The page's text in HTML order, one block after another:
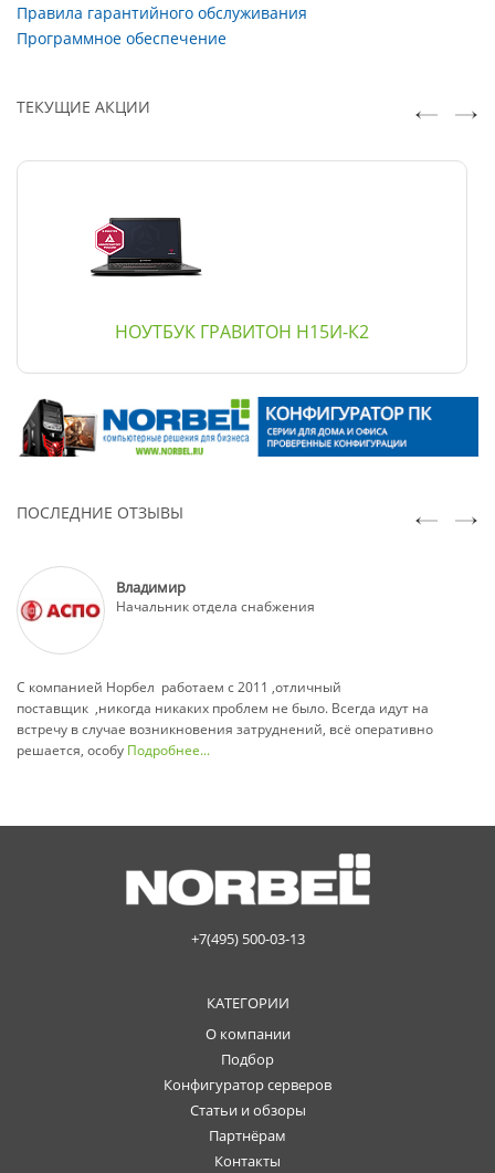
Правила гарантийного обслуживания
Программное обеспечение
ТЕКУЩИЕ АКЦИИ
НОУТБУК ГРАВИТОН Н15И-К2
ПОСЛЕДНИЕ ОТЗЫВЫ
Владимир
Начальник отдела снабжения
С компанией Норбел работаем с 2011 ,отличный
поставщик ,никогда никаких проблем не было. Всегда идут на
встречу в случае возникновения затруднений, всё оперативно
решается, особу Подробнее...
+7(495) 500-03-13
КАТЕГОРИИ
О компании
Подбор
Конфигуратор серверов
Статьи и обзоры
Партнёрам
Контакты